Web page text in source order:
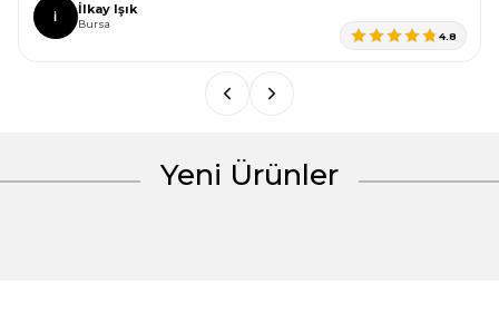
Ürün fiyatı diğer sitelerden daha pahalı.
İ İlkay Işık
Bursa
4.8
Yeni Ürünler